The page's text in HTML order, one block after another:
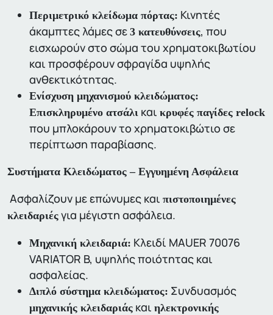
Περιμετρικό κλείδωμα πόρτας: Κινητές
άκαμπτες λάμες σε 3 κατευθύνσεις, που
εισχωρούν στο σώμα του χρηματοκιβωτίου
και προσφέρουν σφραγίδα υψηλής
ανθεκτικότητας.
Ενίσχυση μηχανισμού κλειδώματος:
Επισκληρυμένο ατσάλι και κρυφές παγίδες relock
που μπλοκάρουν το χρηματοκιβώτιο σε
περίπτωση παραβίασης.
Συστήματα Κλειδώματος – Εγγυημένη Ασφάλεια
Ασφαλίζουν με επώνυμες και πιστοποιημένες
κλειδαριές για μέγιστη ασφάλεια.
Μηχανική κλειδαριά: Κλειδί MAUER 70076
VARIATOR B, υψηλής ποιότητας και
ασφαλείας.
Διπλό σύστημα κλειδώματος: Συνδυασμός
μηχανικής κλειδαριάς και ηλεκτρονικής